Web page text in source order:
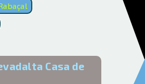
Casa de